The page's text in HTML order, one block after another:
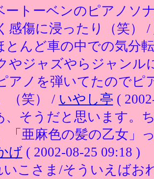
ートーベンのピアノソ
感傷に浸ったり（笑） /
とんど車の中での気分
やジャズやらジャンル
アノを弾いてたのでピ
（笑） / いやし亭 (
、そうだと思います。
「亜麻色の髪の乙女」
げ( 2002-08-25 09:18 )
いこさま/そういえばお